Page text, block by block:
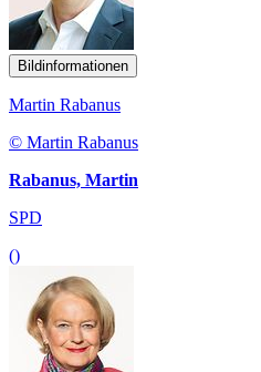
Bildinformationen
Martin Rabanus
© Martin Rabanus
Rabanus, Martin
SPD
()